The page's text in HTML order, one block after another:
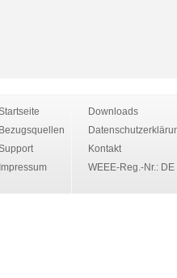
Bezugsquellen
Impressum
Downloads
Kontakt
WEEE-Reg.-Nr.: